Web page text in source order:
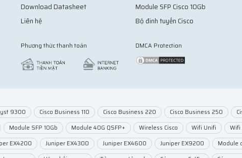
Download Datasheet
Liên hệ
Phương thức thanh toán
Module SFP Cisco 10Gb
Bộ đinh tuyến Cisco
DMCA Protection
9300 Cisco Business 110 Cisco Business 220 Cisco Business 250
Module SFP 10Gb Module 40G QSFP+ Wireless Cisco Wifi Unifi Wifi
EX4200 Juniper EX4300 Juniper EX4600 Juniper EX9200 Module